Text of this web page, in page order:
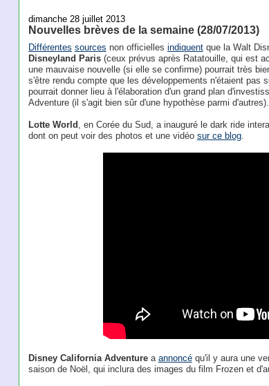
dimanche 28 juillet 2013
Nouvelles brèves de la semaine (28/07/2013)
Différentes sources non officielles indiquentque la Walt
Disneyland Paris(ceux prévus après Ratatouille, qui est
une mauvaise nouvelle (si elle se confirme) pourrait très
s'être rendu compte que les développements n'étaient pas
pourrait donner lieu à l'élaboration d'un grand plan
Adventure (il s'agit bien sûr d'une hypothèse parmi
Lotte World , en Corée du Sud, a inauguré le dark ride
dont on peut voir des photos et une vidéo sur ce blog.
Disney California Adventurea annoncéqu'il y aura une
saison de Noël, qui inclura des images du film Frozen et